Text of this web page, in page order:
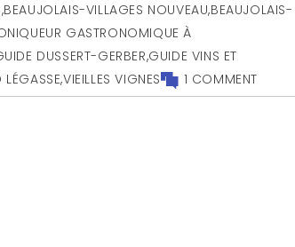
,BEAUJOLAIS-VILLAGES NOUVEAU,BEAUJOLAIS-
GASTRONOMIQUE À
DUSSERT-GERBER,GUIDE VINS ET
LÉGASSE,VIEILLES VIGNES 1 COMMENT